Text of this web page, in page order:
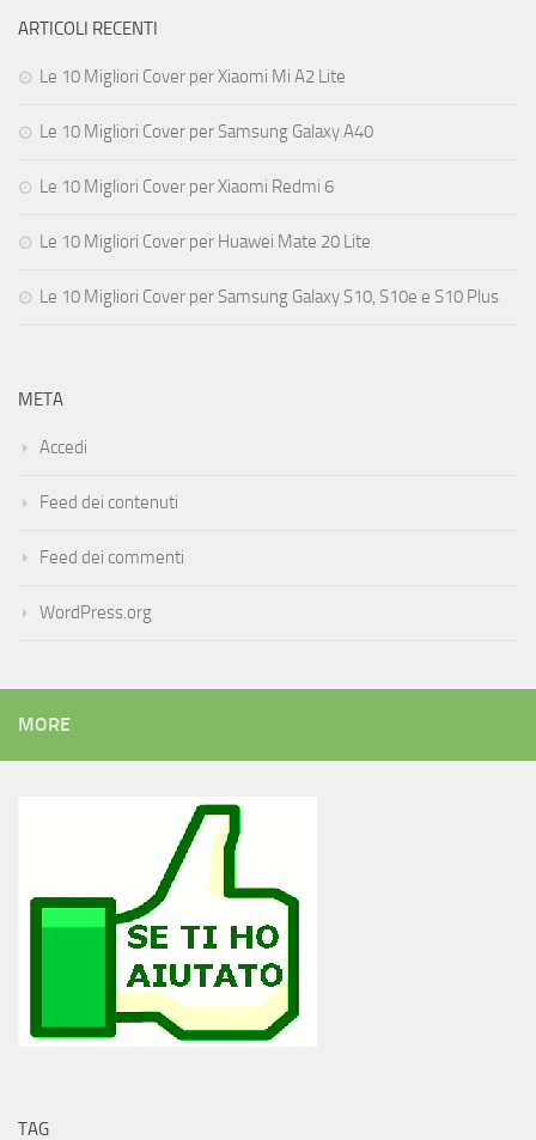
ARTICOLI RECENTI
Le 10 Migliori Cover per Xiaomi Mi A2 Lite
Le 10 Migliori Cover per Samsung Galaxy A40
Le 10 Migliori Cover per Xiaomi Redmi 6
Le 10 Migliori Cover per Huawei Mate 20 Lite
Le 10 Migliori Cover per Samsung Galaxy S10, S10e e S10 Plus
META
Accedi
Feed dei contenuti
Feed dei commenti
WordPress.org
MORE
TAG